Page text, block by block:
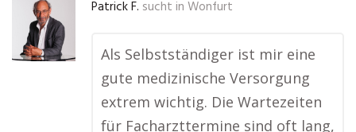
Patrick F. sucht in Wonfurt
Als Selbstständiger ist mir eine
gute medizinische Versorgung
extrem wichtig. Die Wartezeiten
für Facharzttermine sind oft lang,